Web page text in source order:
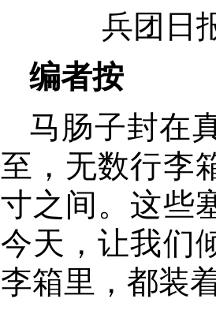
兵团日
编者按
马肠子封在
至，无数行李
寸之间。这些
今天，让我们
李箱里，都装